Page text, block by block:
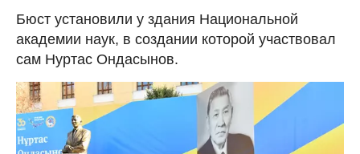
Бюст установили у здания Национальной
академии наук, в создании которой участвовал
сам Нуртас Ондасынов.